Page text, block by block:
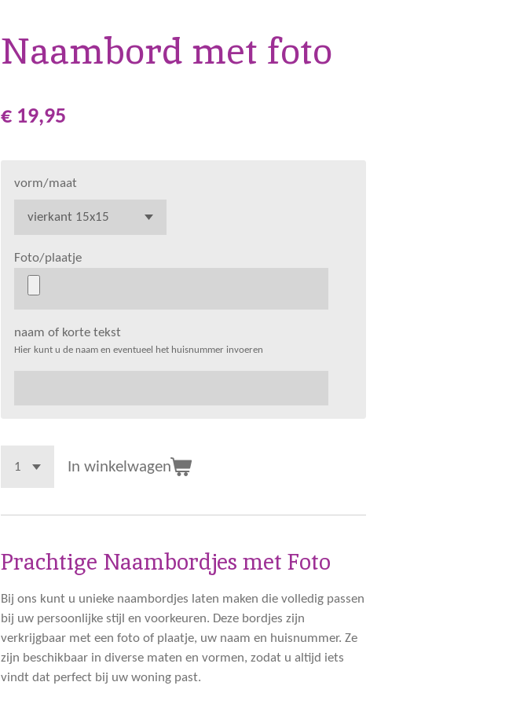
Naambord met foto
€ 19,95
vorm/maat
Foto/plaatje
naam of korte tekst
Hier kunt u de naam en eventueel het huisnummer invoeren
In winkelwagen
Prachtige Naambordjes met Foto
Bij ons kunt u unieke naambordjes laten maken die volledig passen
bij uw persoonlijke stijl en voorkeuren. Deze bordjes zijn
verkrijgbaar met een foto of plaatje, uw naam en huisnummer. Ze
zijn beschikbaar in diverse maten en vormen, zodat u altijd iets
vindt dat perfect bij uw woning past.